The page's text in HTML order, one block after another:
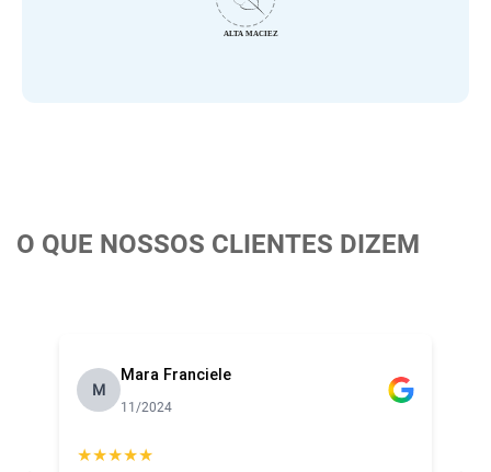
O QUE NOSSOS CLIENTES DIZEM
M
Mara Franciele
11/2024
★★★★★